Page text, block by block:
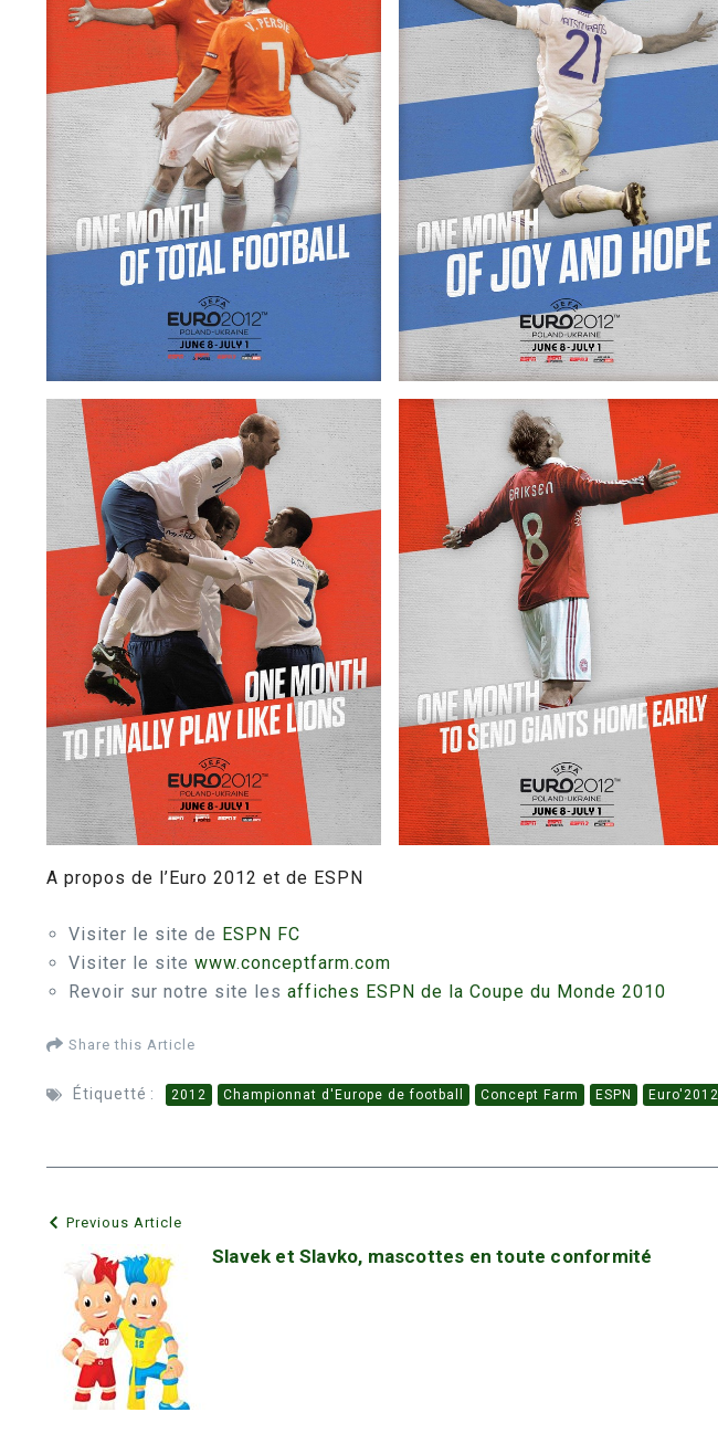
A propos de l’Euro 2012 et de ESPN
Visiter le site de ESPN FC
Visiter le site www.conceptfarm.com
Revoir sur notre site les affiches ESPN de la Coupe du Monde 2010
Share this Article
Étiquetté : 2012 Championnat d'Europe de football Concept Farm ESPN Euro'2012
Previous Article
Slavek et Slavko, mascottes en toute conformité